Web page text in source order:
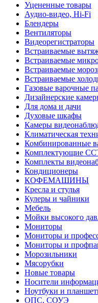
Уцененные товары
Аудио-видео, Hi-Fi
Блендеры
Вентиляторы
Видеорегистраторы
Встраиваемые
Встраиваемые
Встраиваемые
Встраиваемые
Газовые варочные
Дизайнерские
Для дома и дачи
Духовые шкафы
Камеры
Климатическая
Комбинированные
Комплектующие
Комплекты
Кондиционеры
КОФЕМАШИНЫ
Кресла и стулья
Кулеры и чайники
Мебель
Мойки высокого
Мониторы
Мониторы и
Мониторы и
Морозильники
Мясорубки
Новые товары
Носители
Ноутбуки и
ОПС, СОУЭ